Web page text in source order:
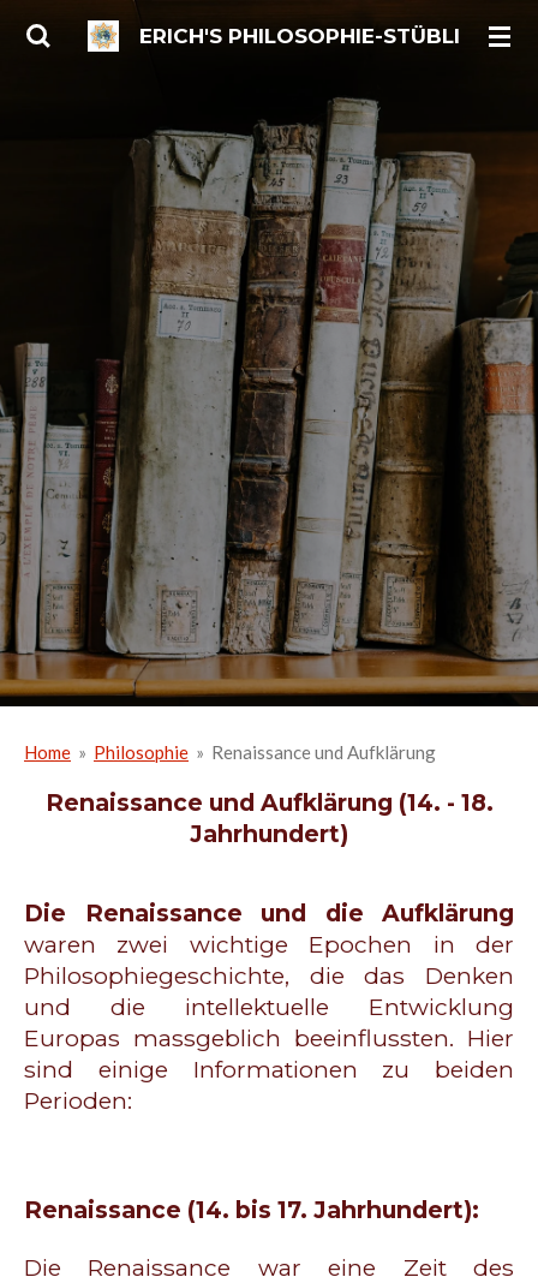
Zum
ERICH'S PHILOSOPHIE-STÜBLI
Home » Philosophie » Renaissance und Aufklärung
Renaissance und Aufklärung (14. - 18.
Jahrhundert)
Die Renaissance und die Aufklärung
waren zwei wichtige Epochen in der
Philosophiegeschichte, die das Denken
und die intellektuelle Entwicklung
Europas massgeblich beeinflussten. Hier
sind einige Informationen zu beiden
Perioden:
Renaissance (14. bis 17. Jahrhundert):
Die Renaissance war eine Zeit des